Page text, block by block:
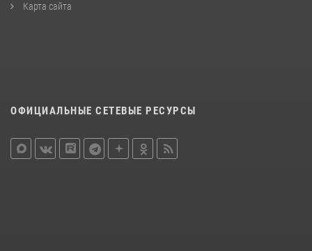
Карта сайта
ОФИЦИАЛЬНЫЕ СЕТЕВЫЕ РЕСУРСЫ